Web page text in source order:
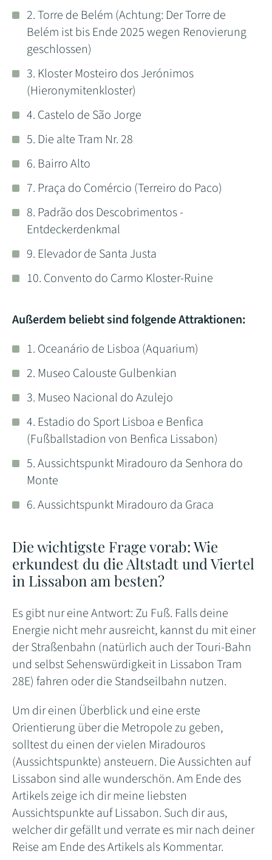
2. Torre de Belém (Achtung: Der Torre de
Belém ist bis Ende 2025 wegen Renovierung
geschlossen)
3. Kloster Mosteiro dos Jerónimos
(Hieronymitenkloster)
4. Castelo de São Jorge
5. Die alte Tram Nr. 28
6. Bairro Alto
7. Praça do Comércio (Terreiro do Paco)
8. Padrão dos Descobrimentos -
Entdeckerdenkmal
9. Elevador de Santa Justa
10. Convento do Carmo Kloster-Ruine
Außerdem beliebt sind folgende Attraktionen:
1. Oceanário de Lisboa (Aquarium)
2. Museo Calouste Gulbenkian
3. Museo Nacional do Azulejo
4. Estadio do Sport Lisboa e Benfica
(Fußballstadion von Benfica Lissabon)
5. Aussichtspunkt Miradouro da Senhora do
Monte
6. Aussichtspunkt Miradouro da Graca
Die wichtigste Frage vorab: Wie
erkundest du die Altstadt und Viertel
in Lissabon am besten?
Es gibt nur eine Antwort: Zu Fuß. Falls deine
Energie nicht mehr ausreicht, kannst du mit einer
der Straßenbahn (natürlich auch der Touri-Bahn
und selbst Sehenswürdigkeit in Lissabon Tram
28E) fahren oder die Standseilbahn nutzen.
Um dir einen Überblick und eine erste
Orientierung über die Metropole zu geben,
solltest du einen der vielen Miradouros
(Aussichtspunkte) ansteuern. Die Aussichten auf
Lissabon sind alle wunderschön. Am Ende des
Artikels zeige ich dir meine liebsten
Aussichtspunkte auf Lissabon. Such dir aus,
welcher dir gefällt und verrate es mir nach deiner
Reise am Ende des Artikels als Kommentar.